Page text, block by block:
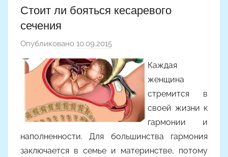
Стоит ли бояться кесаревого
сечения
Опубликовано 10.09.2015
в
т
о
р
о
м
m
a
Каждая
женщина
стремится в
своей жизни к
гармонии и
наполненности. Для большинства гармония
заключается в семье и материнстве, потому